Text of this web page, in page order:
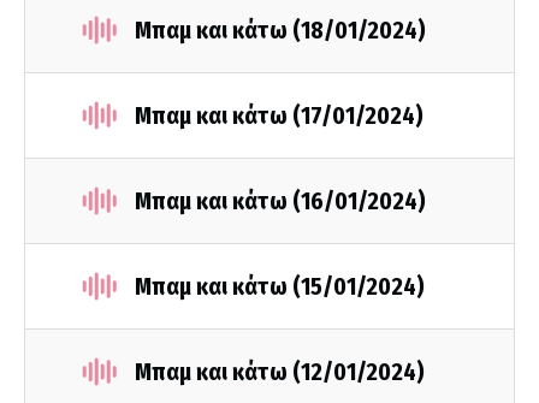
Μπαμ και κάτω (18/01/2024)
Μπαμ και κάτω (17/01/2024)
Μπαμ και κάτω (16/01/2024)
Μπαμ και κάτω (15/01/2024)
Μπαμ και κάτω (12/01/2024)